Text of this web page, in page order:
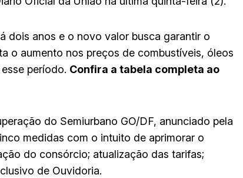
dois anos e o novo valor busca garantir o
o aumento nos preços de combustíveis, óleos
período. Confira a tabela completa ao
do Semiurbano GO/DF, anunciado pela
medidas com o intuito de aprimorar o
do consórcio; atualização das tarifas;
de Ouvidoria.